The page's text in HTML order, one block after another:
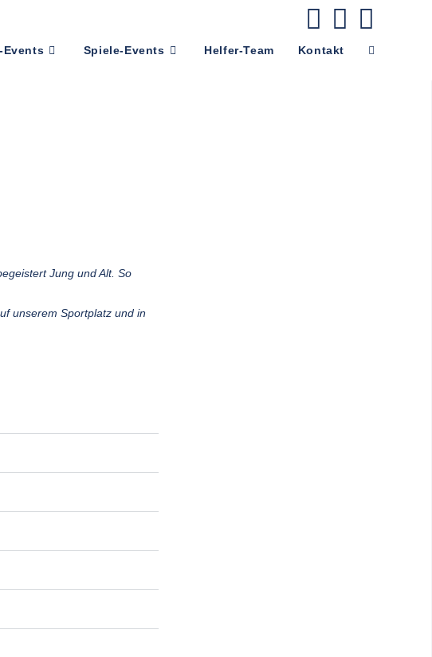
Events Spiele-Events Helfer-Team Kontakt
Jung und Alt. So
unserem Sportplatz und in